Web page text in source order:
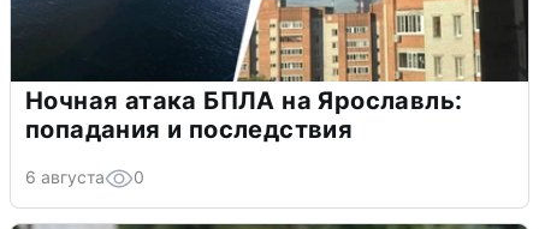
Ночная атака БПЛА на Ярославль:
попадания и последствия
6 августа 0